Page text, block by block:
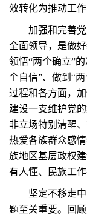
效转化为推动工作
加强和完善党
全面领导，是做
领悟“两个确立”
个自信”、做到“
过程和各方面，
建设一支维护党
非立场特别清醒
热爱各族群众感
族地区基层政权
有人懂、民族工作
坚定不移走中
题至关重要。回